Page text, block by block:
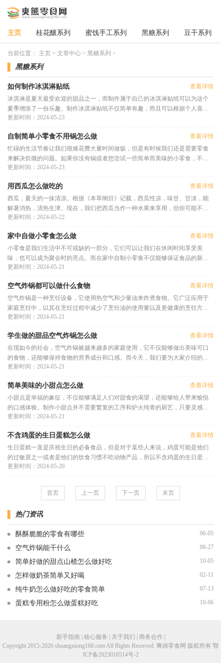
主页 桂花釀系列 蜜饯手工系列 黑糖系列 豆干系列
当前位置： 主页 > 文章中心 > 黑糖系列 >
黑糖系列
如何制作冰淇淋贴纸
查看详情
冰淇淋是夏天最受欢迎的甜品之一，而制作属于自己的冰淇淋贴纸可以为这个
夏季增添了一份乐趣。制作冰淇淋贴纸不仅简单有趣，而且可以根据个人喜好
来设计，让你的冰淇淋更加特
更新时间：2024-05-23
自制简单小零食不用锅怎么做
查看详情
忙碌的生活节奏让我们很难花费大量时间做饭，但是有时候我们还是需要零食
来解决饥饿的问题。如果你没有锅或者想尝试一些简单而美味的小零食，不用
担心，这里有一些不需要用到
更新时间：2024-05-23
用西瓜怎么做吃的
查看详情
西瓜，夏天的一抹清凉。根据《本草纲目》记载，西瓜性凉，味甘、甘淡，能
解暑消热，清热生津。现在，我们把西瓜当作一种水果来享用，但你可能不知
道，西瓜还可以做出很多美食
更新时间：2024-05-22
家中自做小零食怎么做
查看详情
小零食是我们生活中不可或缺的一部分，它们可以让我们在休闲时间享受美
味，也可以成为聚会时的亮点。而在家中自制小零食不仅能够保证食品的新鲜
和卫生，还可以控制食材和调料
更新时间：2024-05-21
空气炸锅都可以做什么食物
查看详情
空气炸锅是一种烹饪设备，它使用热空气和少量油来炸煮食物。它广泛应用于
家庭烹饪中，以其在烹饪过程中减少了烹饪油的使用量以及更健康的烹饪方法
而备受欢迎。空气炸锅都可以
更新时间：2024-05-21
学生做的甜品空气炸锅怎么做
查看详情
在现如今的社会，空气炸锅被越来越多的家庭使用，它不仅能够做出美味可口
的食物，还能够保持食物的营养成分和口感。而今天，我们要为大家介绍的
是，学生们制作的一款甜点空气
更新时间：2024-05-21
简单美味的小甜点怎么做
查看详情
小甜点是幸福的象征，不仅能够满足人们对甜食的渴望，还能够给人带来愉悦
的口感体验。制作小甜点并不需要繁复的工序和炉火纯青的厨艺，只要灵感和
一些简单的材料，你也可以在
更新时间：2024-05-21
不含鸡蛋的生日蛋糕怎么做
查看详情
生日蛋糕一直是庆祝生日的必备食品，但是对于某些人来说，鸡蛋可能是他们
的过敏原之一或者是他们的饮食习惯不吃动物产品，所以不含鸡蛋的生日蛋糕
成为他们的首选。下面就为大
更新时间：2024-05-20
首页 上一页 下一页 末页
热门资讯
酥酥脆脆的零食有哪些 06-05
空气炸锅能干什么 06-27
简单好做的甜点山楂怎么做好吃 10-05
怎样做奶茶简单又好喝 02-11
纯牛奶怎么做好吃的零食简单 07-13
蛋糕专用粉怎么做蛋糕好吃 10-06
新手指南 | 核心服务 | 关于我们 | 商务合作 |
Copyright 2015-2026 shuangxiong168.com All Rights Reserved. 爽雄零食网 版权所有 鄂
ICP备2023018514号-2